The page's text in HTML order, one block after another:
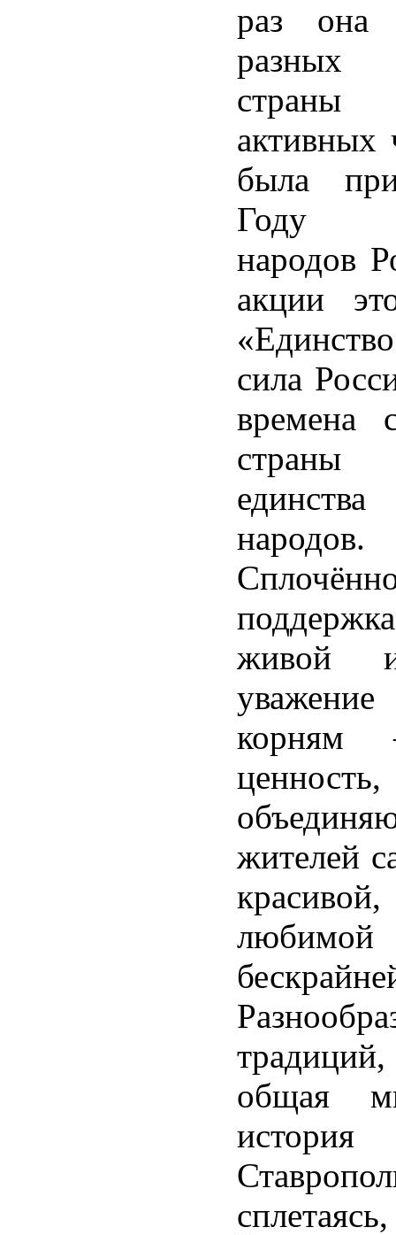
раз она
разных
активных
была
Году
народов
акции
сила
времена
народов.
живой
корням
ценность,
жителей
красивой,
общая